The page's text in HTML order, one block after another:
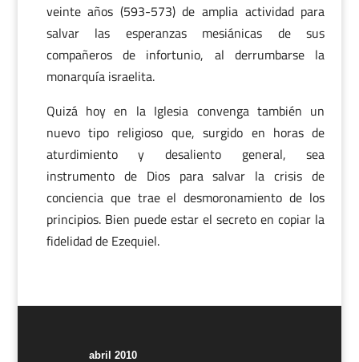
veinte años (593-573) de amplia actividad para
salvar las esperanzas mesiánicas de sus
compañeros de infortunio, al derrumbarse la
monarquía israelita.
Quizá hoy en la Iglesia convenga también un
nuevo tipo religioso que, surgido en horas de
aturdimiento y desaliento general, sea
instrumento de Dios para salvar la crisis de
conciencia que trae el desmoronamiento de los
principios. Bien puede estar el secreto en copiar la
fidelidad de Ezequiel.
abril 2010